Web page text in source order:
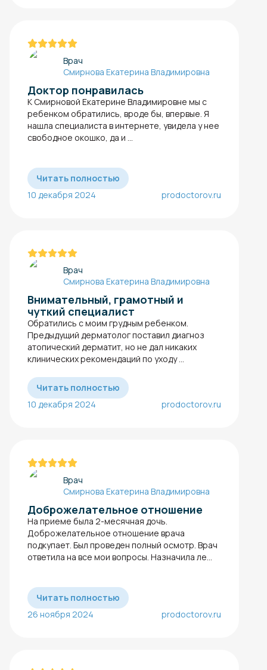
Врач
Смирнова Екатерина Владимировна
Доктор понравилась
К Смирновой Екатерине Владимировне мы с
ребенком обратились, вроде бы, впервые. Я
нашла специалиста в интернете, увидела у нее
свободное окошко, да и ...
Читать полностью
10 декабря 2024
prodoctorov.ru
Врач
Смирнова Екатерина Владимировна
Внимательный, грамотный и
чуткий специалист
Обратились с моим грудным ребенком.
Предыдущий дерматолог поставил диагноз
атопический дерматит​, но не дал никаких
клинических рекомендаций по уходу ...
Читать полностью
10 декабря 2024
prodoctorov.ru
Врач
Смирнова Екатерина Владимировна
Доброжелательное отношение
На приеме была 2-месячная дочь.
Доброжелательное отношение врача
подкупает. Был проведен полный осмотр. Врач
ответила на все мои вопросы. Назначила ле...
Читать полностью
26 ноября 2024
prodoctorov.ru